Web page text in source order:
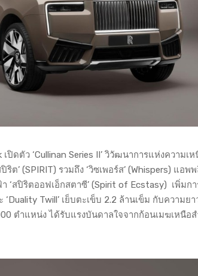
เปิดตัว ‘Cullinan Series II’ วิวัฒนาการแห่งความ
ต’ (SPIRIT) รวมถึง ‘วิซเพอร์ส’ (Whispers) แ
‘สปิริตออฟเอ็กสตาซี’ (Spirit of Ecstasy) เพิ่ม
Twill’ เย็บตะเข็บ 2.2 ล้านเข็ม กับความ
ตำแหน่ง ได้รับแรงบันดาลใจจากก้อนเมฆเหนือ